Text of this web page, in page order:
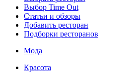
Выбор Time Out
Статьи и обзоры
Добавить ресторан
Подборки ресторанов
Мода
Красота